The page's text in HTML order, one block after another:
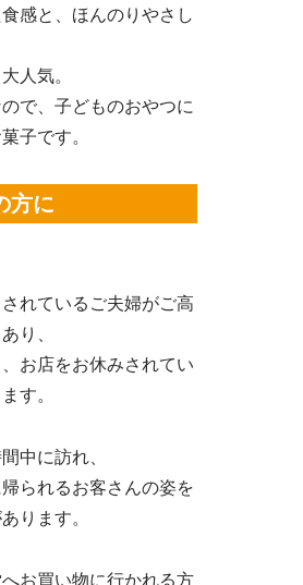
感と、ほんのりやさし
人気。
で、子どものおやつに
子です。
方に
れているご夫婦がご高
り、
お店をお休みされてい
す。
中に訪れ、
られるお客さんの姿を
ります。
お買い物に行かれる方